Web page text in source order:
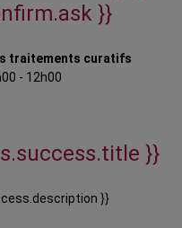
}}
traitements curatifs
- 12h00
}}
}}